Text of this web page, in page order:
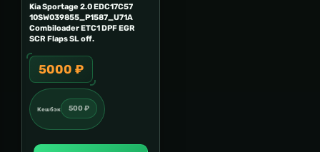
Kia Sportage 2.0 EDC17C57
10SW039855_P1587_U71A
Combiloader ETC1 DPF EGR
SCR Flaps SL off.
5000 ₽
Кешбэк 500 ₽